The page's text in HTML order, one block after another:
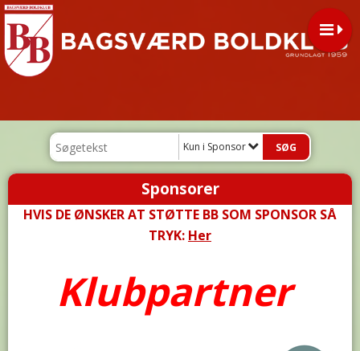
Kun i Sponsor
Sponsorer
HVIS DE ØNSKER AT STØTTE BB SOM SPONSOR SÅ
TRYK: Her
Klubpartner